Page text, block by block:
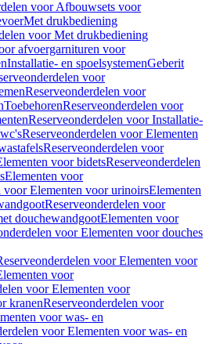
voor Afbouwsets voor
Met drukbediening
voor Met drukbediening
afvoergarnituren voor
Installatie- en spoelsystemenGeberit
voor
Reserveonderdelen voor
ToebehorenReserveonderdelen voor
Reserveonderdelen voor Installatie-
Reserveonderdelen voor Elementen
Reserveonderdelen voor
voor bidetsReserveonderdelen
Elementen voor
voor Elementen voor urinoirsElementen
Reserveonderdelen voor
douchewandgootElementen voor
voor Elementen voor douches
voor Elementen voor
voor
voor Elementen voor
kranenReserveonderdelen voor
voor was- en
voor Elementen voor was- en